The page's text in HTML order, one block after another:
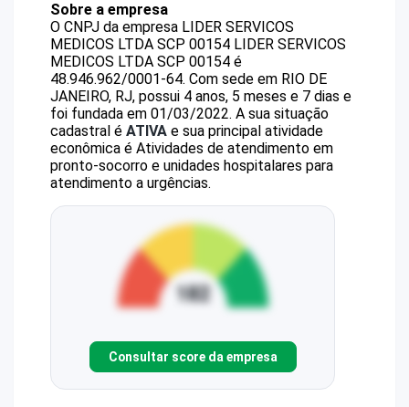
Sobre a empresa
O CNPJ da empresa LIDER SERVICOS
MEDICOS LTDA SCP 00154 LIDER SERVICOS
MEDICOS LTDA SCP 00154 é
48.946.962/0001-64. Com sede em RIO DE
JANEIRO, RJ, possui 4 anos, 5 meses e 7 dias e
foi fundada em 01/03/2022. A sua situação
cadastral é ATIVA e sua principal atividade
econômica é Atividades de atendimento em
pronto-socorro e unidades hospitalares para
atendimento a urgências.
Consultar score da empresa